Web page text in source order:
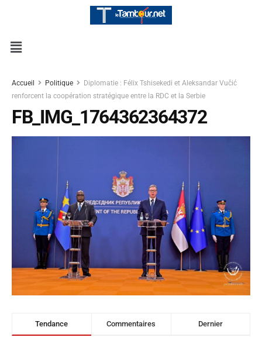
Accueil Politique
Diplomatie : Félix Tshisekedi et Aleksandar Vučić
renforcent la coopération stratégique entre la RDC et la Serbie
FB_IMG_1764362364372
Tendance Commentaires Dernier